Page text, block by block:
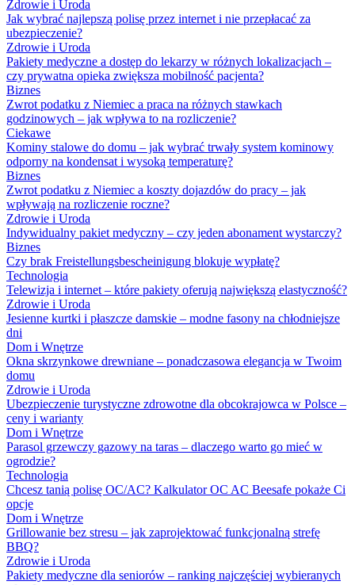
Zdrowie i Uroda
Jak wybrać najlepszą polisę przez internet i nie przepłacać za
ubezpieczenie?
Zdrowie i Uroda
Pakiety medyczne a dostęp do lekarzy w różnych lokalizacjach –
czy prywatna opieka zwiększa mobilność pacjenta?
Biznes
Zwrot podatku z Niemiec a praca na różnych stawkach
godzinowych – jak wpływa to na rozliczenie?
Ciekawe
Kominy stalowe do domu – jak wybrać trwały system kominowy
odporny na kondensat i wysoką temperaturę?
Biznes
Zwrot podatku z Niemiec a koszty dojazdów do pracy – jak
wpływają na rozliczenie roczne?
Zdrowie i Uroda
Indywidualny pakiet medyczny – czy jeden abonament wystarczy?
Biznes
Czy brak Freistellungsbescheinigung blokuje wypłatę?
Technologia
Telewizja i internet – które pakiety oferują największą elastyczność?
Zdrowie i Uroda
Jesienne kurtki i płaszcze damskie – modne fasony na chłodniejsze
dni
Dom i Wnętrze
Okna skrzynkowe drewniane – ponadczasowa elegancja w Twoim
domu
Zdrowie i Uroda
Ubezpieczenie turystyczne zdrowotne dla obcokrajowca w Polsce –
ceny i warianty
Dom i Wnętrze
Parasol grzewczy gazowy na taras – dlaczego warto go mieć w
ogrodzie?
Technologia
Chcesz tanią polisę OC/AC? Kalkulator OC AC Beesafe pokaże Ci
opcje
Dom i Wnętrze
Grillowanie bez stresu – jak zaprojektować funkcjonalną strefę
BBQ?
Zdrowie i Uroda
Pakiety medyczne dla seniorów – ranking najczęściej wybieranych